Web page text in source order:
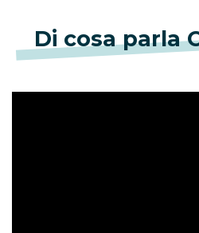
Di cosa parla